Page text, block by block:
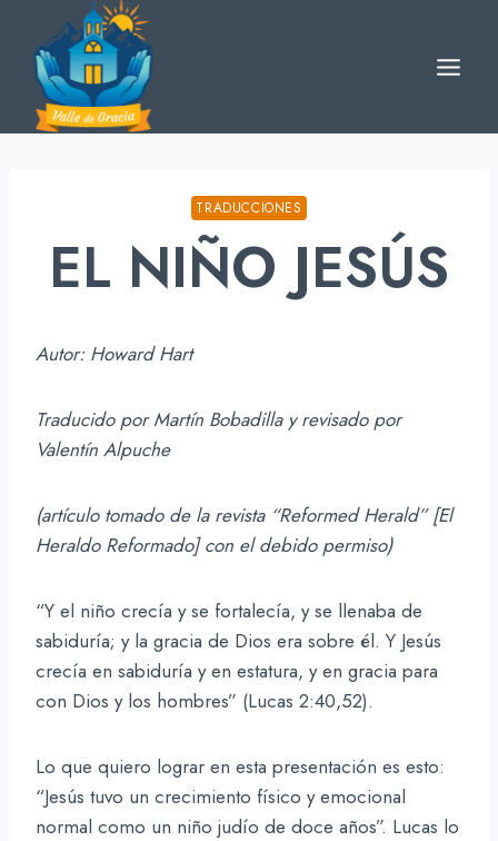
content
TRADUCCIONES
EL NIÑO JESÚS
Autor: Howard Hart
Traducido por Martín Bobadilla y revisado por
Valentín Alpuche
(artículo tomado de la revista “Reformed Herald” [El
Heraldo Reformado] con el debido permiso)
“Y el niño crecía y se fortalecía, y se llenaba de
sabiduría; y la gracia de Dios era sobre él. Y Jesús
crecía en sabiduría y en estatura, y en gracia para
con Dios y los hombres” (Lucas 2:40,52).
Lo que quiero lograr en esta presentación es esto:
“Jesús tuvo un crecimiento físico y emocional
normal como un niño judío de doce años”. Lucas lo